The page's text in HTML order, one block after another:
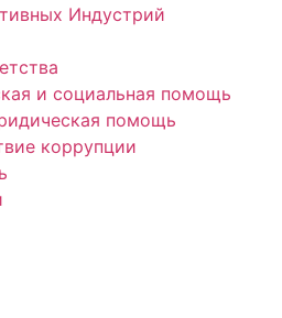
Индустрий
и социальная помощь
помощь
коррупции